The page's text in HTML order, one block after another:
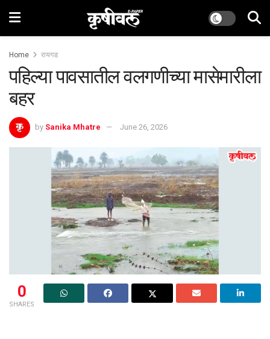
Home रायगड
पहिल्या पावसातील वलगणीच्या मासेमारीला
बहर
by Sanika Mhatre June 26, 2026
0
SHARES